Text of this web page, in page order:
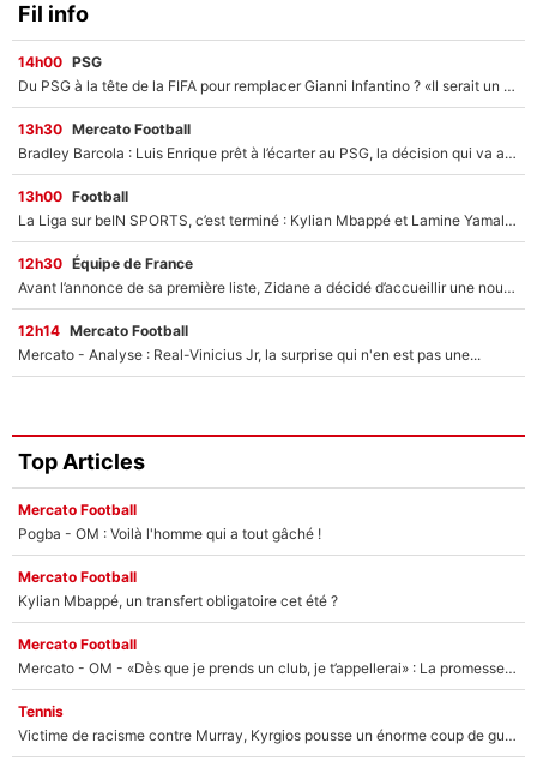
Fil info
14h00 PSG
Du PSG à la tête de la FIFA pour remplacer Gianni Infantino ? «Il serait un mauvais président», le patron de la Liga s'attaque à Nasser Al-Khelaïfi !
13h30 Mercato Football
Bradley Barcola : Luis Enrique prêt à l’écarter au PSG, la décision qui va accélérer son transfert à Liverpool ?
13h00 Football
La Liga sur beIN SPORTS, c’est terminé : Kylian Mbappé et Lamine Yamal changent de chaîne, «le moment était venu d'ouvrir un nouveau chapitre»
12h30 Équipe de France
Avant l’annonce de sa première liste, Zidane a décidé d’accueillir une nouvelle tête en équipe de France
12h14 Mercato Football
Mercato - Analyse : Real-Vinicius Jr, la surprise qui n'en est pas une...
Top Articles
Mercato Football
Pogba - OM : Voilà l'homme qui a tout gâché !
Mercato Football
Kylian Mbappé, un transfert obligatoire cet été ?
Mercato Football
Mercato - OM - «Dès que je prends un club, je t’appellerai» : La promesse de Marcelino au moment de claquer la porte
Tennis
Victime de racisme contre Murray, Kyrgios pousse un énorme coup de gueule !